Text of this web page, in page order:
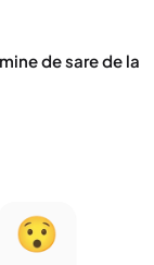
de sare de la